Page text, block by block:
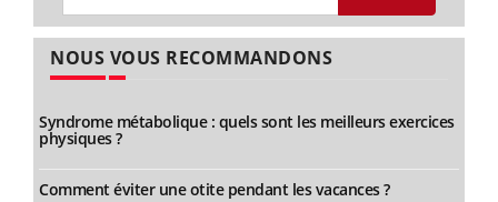
NOUS VOUS RECOMMANDONS
Syndrome métabolique : quels sont les meilleurs exercices
physiques ?
Comment éviter une otite pendant les vacances ?